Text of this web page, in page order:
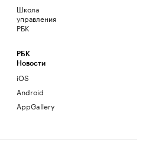
Школа
управления
РБК
РБК
Новости
iOS
Android
AppGallery